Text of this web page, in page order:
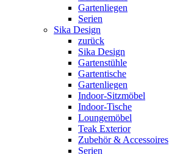
Gartenliegen
Serien
Sika Design
zurück
Sika Design
Gartenstühle
Gartentische
Gartenliegen
Indoor-Sitzmöbel
Indoor-Tische
Loungemöbel
Teak Exterior
Zubehör & Accessoires
Serien